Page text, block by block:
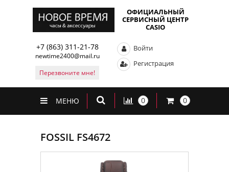
ОФИЦИАЛЬНЫЙ
СЕРВИСНЫЙ ЦЕНТР
CASIO
+7 (863) 311-21-78
newtime2400@mail.ru
Перезвоните мне!
Войти
Регистрация
МЕНЮ 0 0
FOSSIL FS4672